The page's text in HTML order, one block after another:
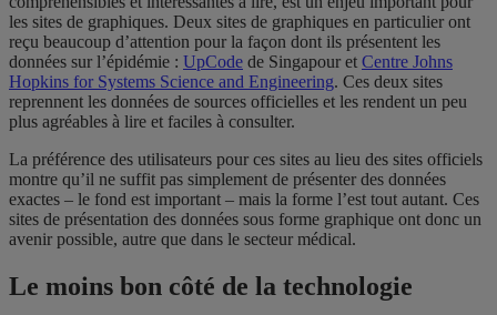
les sites de graphiques. Deux sites de graphiques en particulier ont
reçu beaucoup d’attention pour la façon dont ils présentent les
données sur l’épidémie : UpCode de Singapour et Centre Johns
Hopkins for Systems Science and Engineering. Ces deux sites
reprennent les données de sources officielles et les rendent un peu
plus agréables à lire et faciles à consulter.
La préférence des utilisateurs pour ces sites au lieu des sites officiels
montre qu’il ne suffit pas simplement de présenter des données
exactes – le fond est important – mais la forme l’est tout autant. Ces
sites de présentation des données sous forme graphique ont donc un
avenir possible, autre que dans le secteur médical.
Le moins bon côté de la technologie